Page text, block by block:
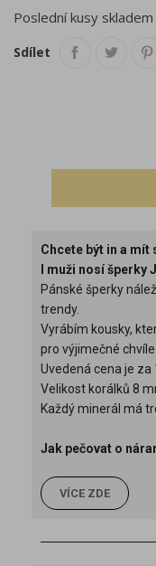
Poslední kusy skladem
Sdílet
Chcete být in a mít
I muži nosí šperky
Pánské šperky
trendy.
Vyrábím kousky,
pro výjimečné chvíle.
Uvedená cena je za
Velikost korálků 8
Každý minerál má
Jak pečovat o
VÍCE ZDE